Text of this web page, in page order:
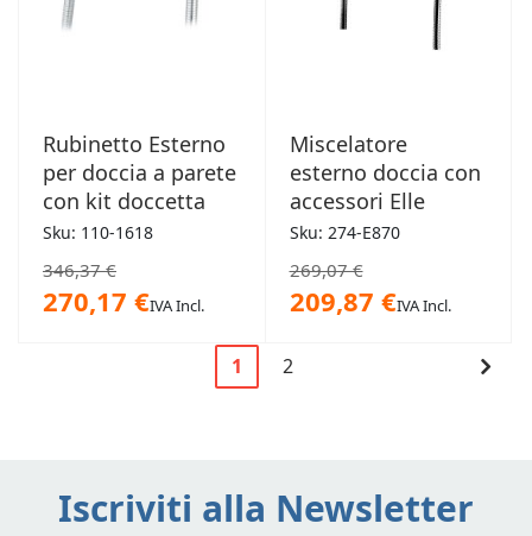
Rubinetto Esterno
per doccia a parete
con kit doccetta
Sku: 110-1618
346,37 €
270,17 €IVA Incl.
Miscelatore
esterno doccia con
accessori Elle
Sku: 274-E870
269,07 €
209,87 €IVA Incl.
Pagina
Attualmente
la
pagina
1 Pagina
2
Iscriviti alla Newsletter